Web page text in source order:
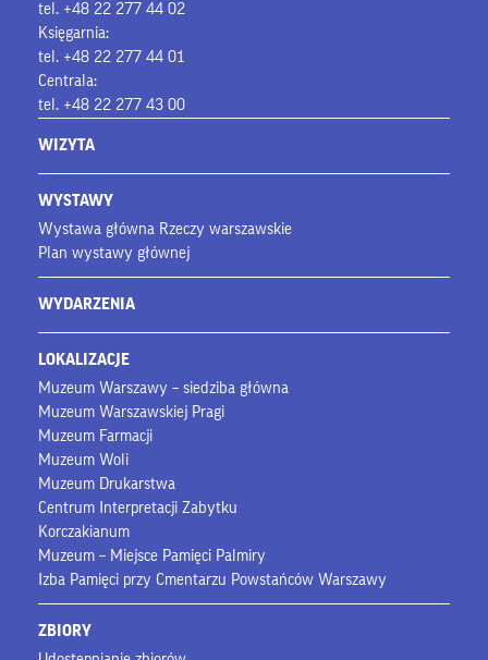
tel. +48 22 277 44 02
Księgarnia:
tel. +48 22 277 44 01
Centrala:
tel. +48 22 277 43 00
WIZYTA
WYSTAWY
Wystawa główna Rzeczy warszawskie
Plan wystawy głównej
WYDARZENIA
LOKALIZACJE
Muzeum Warszawy – siedziba główna
Muzeum Warszawskiej Pragi
Muzeum Farmacji
Muzeum Woli
Muzeum Drukarstwa
Centrum Interpretacji Zabytku
Korczakianum
Muzeum – Miejsce Pamięci Palmiry
Izba Pamięci przy Cmentarzu Powstańców Warszawy
ZBIORY